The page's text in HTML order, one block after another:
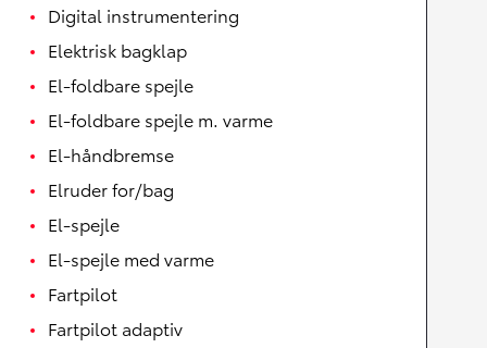
Digital instrumentering
Elektrisk bagklap
El-foldbare spejle
El-foldbare spejle m. varme
El-håndbremse
Elruder for/bag
El-spejle
El-spejle med varme
Fartpilot
Fartpilot adaptiv